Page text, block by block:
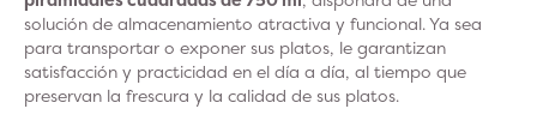
solución de almacenamiento atractiva y funcional. Ya sea
para transportar o exponer sus platos, le garantizan
satisfacción y practicidad en el día a día, al tiempo que
preservan la frescura y la calidad de sus platos.